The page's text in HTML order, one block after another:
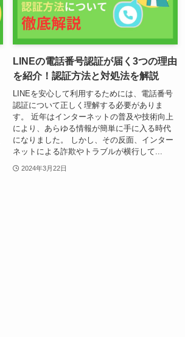
LINEの電話番号認証が届く3つの理由
を紹介！認証方法と対処法を解説
LINEを安心して利用するためには、電話番号
認証について正しく理解する必要がありま
す。 近年はインターネットの普及や技術向上
により、あらゆる情報が簡単に手に入る時代
になりました。 しかし、その反面、インター
ネットによる詐欺やトラブルが横行して...
2024年3月22日